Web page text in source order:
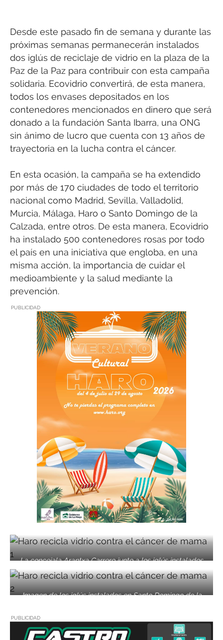
Desde este pasado fin de semana y durante las
próximas semanas permanecerán instalados
dos iglús de reciclaje de vidrio en la plaza de la
Paz de la Paz para contribuir con esta campaña
solidaria. Ecovidrio convertirá, de esta manera,
todos los envases depositados en los
contenedores mencionados en dinero que será
donado a la fundación Santa Ibarra, una ONG
sin ánimo de lucro que cuenta con 13 años de
trayectoria en la lucha contra el cáncer.
En esta ocasión, la campaña se ha extendido
por más de 170 ciudades de todo el territorio
nacional como Madrid, Sevilla, Valladolid,
Murcia, Málaga, Haro o Santo Domingo de la
Calzada, entre otros. De esta manera, Ecovidrio
ha instalado 500 contenedores rosas por todo
el país en una iniciativa que engloba, en una
misma acción, la importancia de cuidar el
medioambiente y la salud mediante la
prevención.
PUBLICIDAD
La concejala Arantxa Carrero junto a los iglús instalados
Imagen de los iglús instalados en Santo Domingo de la
PUBLICIDAD